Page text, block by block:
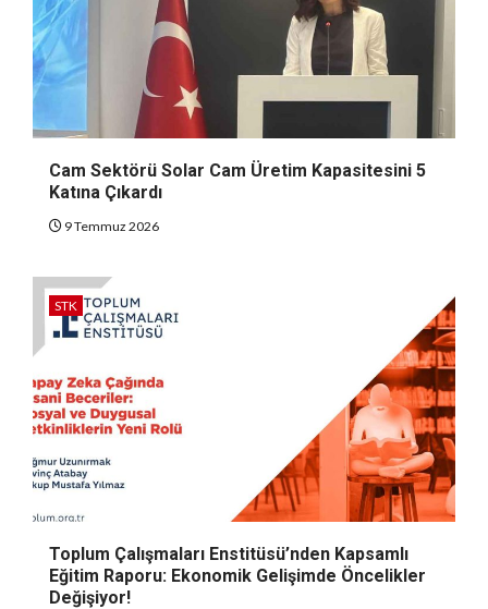
Cam Sektörü Solar Cam Üretim Kapasitesini 5
Katına Çıkardı
9 Temmuz 2026
STK
Toplum Çalışmaları Enstitüsü’nden Kapsamlı
Eğitim Raporu: Ekonomik Gelişimde Öncelikler
Değişiyor!